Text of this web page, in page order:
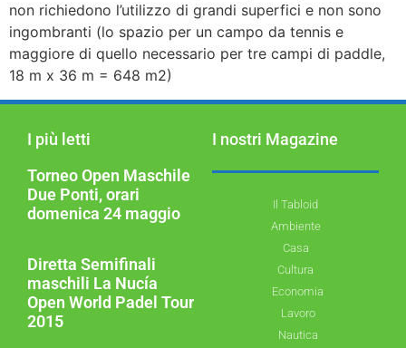
non richiedono l’utilizzo di grandi superfici e non sono
ingombranti (lo spazio per un campo da tennis e
maggiore di quello necessario per tre campi di paddle,
18 m x 36 m = 648 m2)
I più letti
Torneo Open Maschile
Due Ponti, orari
domenica 24 maggio
Diretta Semifinali
maschili La Nucía
Open World Padel Tour
2015
I nostri Magazine
Il Tabloid
Ambiente
Casa
Cultura
Economia
Lavoro
Nautica